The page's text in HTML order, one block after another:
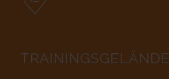
TRAININGSGELÄNDE